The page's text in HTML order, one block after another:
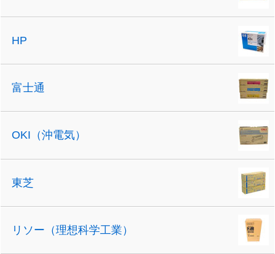
HP
富士通
OKI（沖電気）
東芝
リソー（理想科学工業）